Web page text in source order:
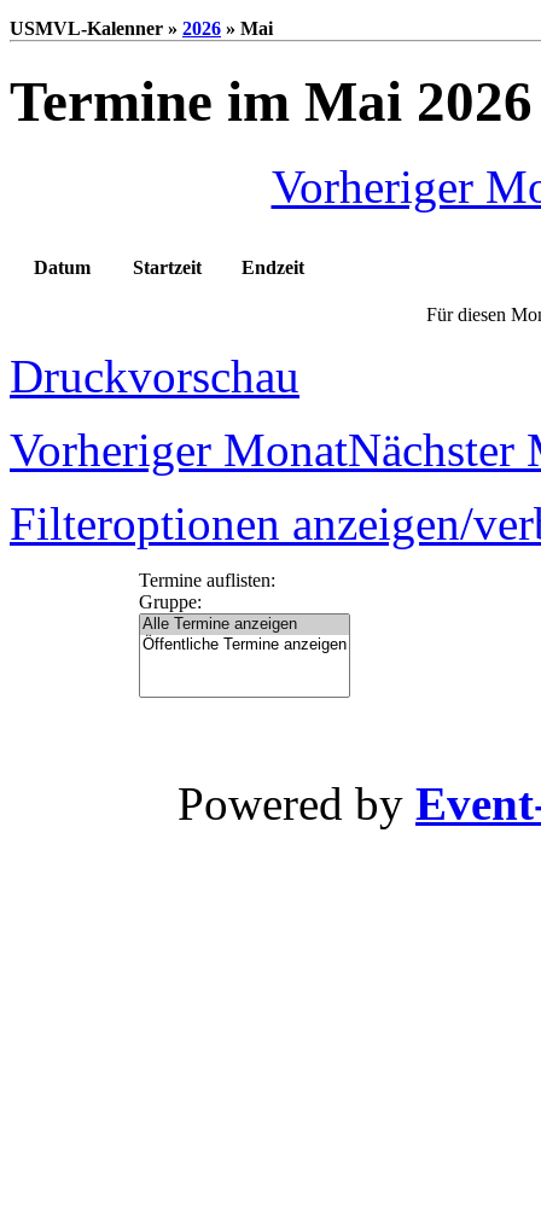
USMVL-Kalenner » 2026 » Mai
Termine im Mai 2026
Vorheriger
Datum Startzeit Endzeit
Für diesen
Druckvorschau
Vorheriger MonatNächster
Filteroptionen anzeigen/
Termine auflisten:
Gruppe:
Powered by